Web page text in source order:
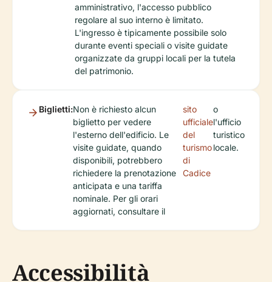
amministrativo, l'accesso pubblico
regolare al suo interno è limitato.
L'ingresso è tipicamente possibile solo
durante eventi speciali o visite guidate
organizzate da gruppi locali per la tutela
del patrimonio.
Biglietti:Non è richiesto alcun
biglietto per vedere
l'esterno dell'edificio. Le
visite guidate, quando
disponibili, potrebbero
richiedere la prenotazione
anticipata e una tariffa
nominale. Per gli orari
aggiornati, consultare il
sito
ufficiale
del
turismo
di
Cadice
o
l'ufficio
turistico
locale.
Accessibilità